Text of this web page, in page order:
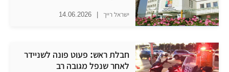
ישראל רייך |
14.06.2026
חבלת ראש: פעוט פונה לשניידר
לאחר שנפל מגובה רב